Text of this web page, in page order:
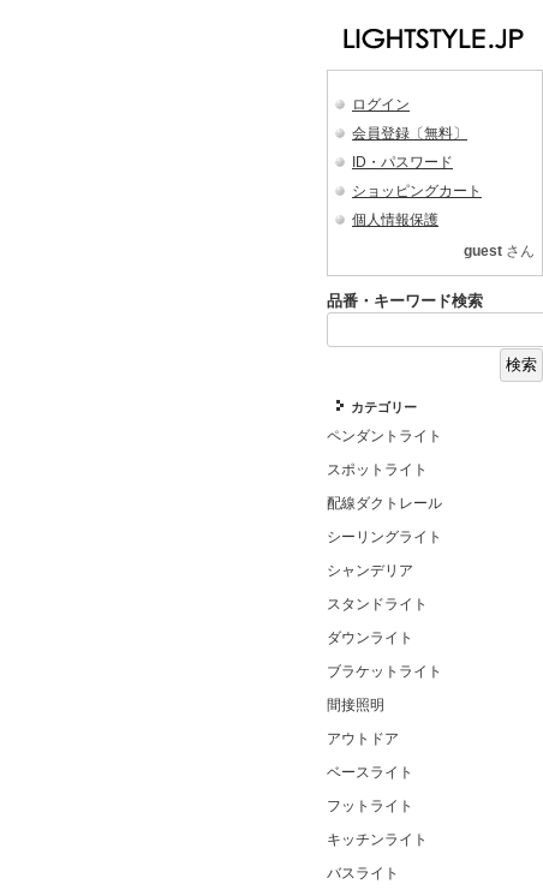
ログイン
会員登録〔無料〕
ID・パスワード
ショッピングカート
個人情報保護
guest さん
品番・キーワード検索
カテゴリー
ペンダントライト
スポットライト
配線ダクトレール
シーリングライト
シャンデリア
スタンドライト
ダウンライト
ブラケットライト
間接照明
アウトドア
ベースライト
フットライト
キッチンライト
バスライト